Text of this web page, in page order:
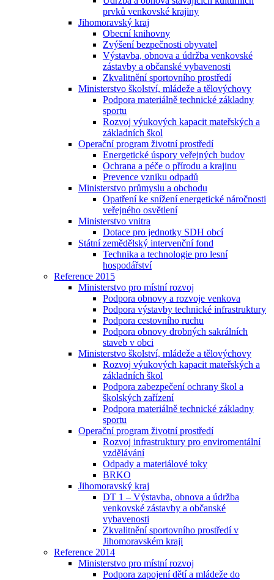
prvků venkovské krajiny
Jihomoravský kraj
Obecní knihovny
Zvýšení bezpečnosti obyvatel
Výstavba, obnova a údržba venkovské
zástavby a občanské vybavenosti
Zkvalitnění sportovního prostředí
Ministerstvo školství, mládeže a tělovýchovy
Podpora materiálně technické základny
sportu
Rozvoj výukových kapacit mateřských a
základních škol
Operační program životní prostředí
Energetické úspory veřejných budov
Ochrana a péče o přírodu a krajinu
Prevence vzniku odpadů
Ministerstvo průmyslu a obchodu
Opatření ke snížení energetické náročnosti
veřejného osvětlení
Ministerstvo vnitra
Dotace pro jednotky SDH obcí
Státní zemědělský intervenční fond
Technika a technologie pro lesní
hospodářství
Reference 2015
Ministerstvo pro místní rozvoj
Podpora obnovy a rozvoje venkova
Podpora výstavby technické infrastruktury
Podpora cestovního ruchu
Podpora obnovy drobných sakrálních
staveb v obci
Ministerstvo školství, mládeže a tělovýchovy
Rozvoj výukových kapacit mateřských a
základních škol
Podpora zabezpečení ochrany škol a
školských zařízení
Podpora materiálně technické základny
sportu
Operační program životní prostředí
Rozvoj infrastruktury pro enviromentální
vzdělávání
Odpady a materiálové toky
BRKO
Jihomoravský kraj
DT 1 – Výstavba, obnova a údržba
venkovské zástavby a občanské
vybavenosti
Zkvalitnění sportovního prostředí v
Jihomoravském kraji
Reference 2014
Ministerstvo pro místní rozvoj
Podpora zapojení dětí a mládeže do